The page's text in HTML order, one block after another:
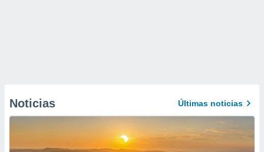
Noticias Últimas noticias